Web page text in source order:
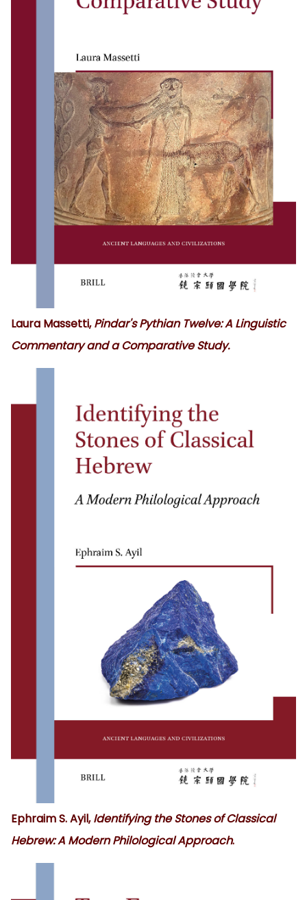
Laura Massetti,Pindar's Pythian Twelve: A Linguistic
Commentary and a Comparative Study.
Ephraim S. Ayil,Identifying the Stones of Classical
Hebrew: A Modern Philological Approach.